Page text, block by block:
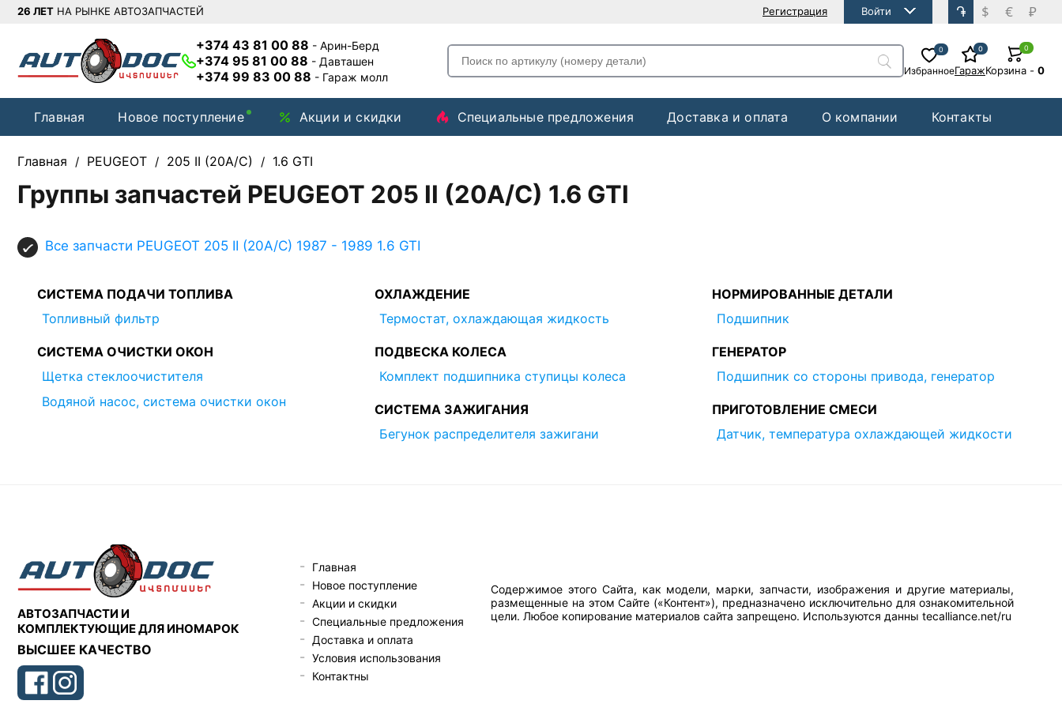
26 ЛЕТ НА РЫНКЕ АВТОЗАПЧАСТЕЙ ֏ $ € ₽
Регистрация Войти
+374 43 81 00 88 - Арин-Берд
+374 95 81 00 88 - Давташен
+374 99 83 00 88 - Гараж молл Избранное
0
Гараж
0
Корзина
0
- 0
Главная Новое поступление Акции и скидки Специальные предложения Доставка и оплата О компании Контакты
Главная / PEUGEOT / 205 II (20A/C) / 1.6 GTI
Группы запчастей PEUGEOT 205 II (20A/C) 1.6 GTI
Все запчасти PEUGEOT 205 II (20A/C) 1987 - 1989 1.6 GTI
СИСТЕМА ПОДАЧИ ТОПЛИВА
Топливный фильтр
СИСТЕМА ОЧИСТКИ ОКОН
Щетка стеклоочистителя
Водяной насос, система очистки окон
ОХЛАЖДЕНИЕ
Термостат, охлаждающая жидкость
ПОДВЕСКА КОЛЕСА
Комплект подшипника ступицы колеса
СИСТЕМА ЗАЖИГАНИЯ
Бегунок распределителя зажигани
НОРМИРОВАННЫЕ ДЕТАЛИ
Подшипник
ГЕНЕРАТОР
Подшипник со стороны привода, генератор
ПРИГОТОВЛЕНИЕ СМЕСИ
Датчик, температура охлаждающей жидкости
АВТОЗАПЧАСТИ И
КОМПЛЕКТУЮЩИЕ ДЛЯ ИНОМАРОК
ВЫСШЕЕ КАЧЕСТВО
Главная
Новое поступление
Акции и скидки
Специальные предложения
Доставка и оплата
Условия использования
Контактны
Содержимое этого Сайта, как модели, марки, запчасти, изображения и другие материалы,
размещенные на этом Сайте («Контент»), предназначено исключительно для ознакомительной
цели. Любое копирование материалов сайта запрещено. Используются данны tecalliance.net/ru